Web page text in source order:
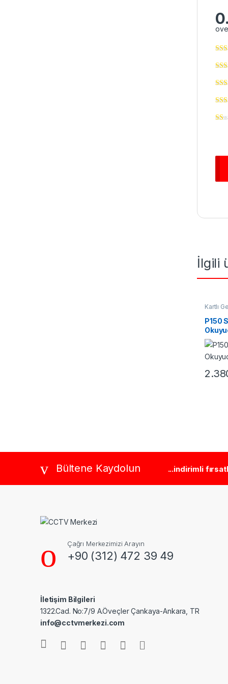
İlgili
Kartlı
P150
Brands CarouselBültene Kaydolun ...indirimli
Çağrı Merkezimizi Arayın
+90 (312) 472 39 49
İletişim Bilgileri
1322.Cad. No:7/9 A.Öveçler Çankaya-Ankara, TR
info@cctvmerkezi.com